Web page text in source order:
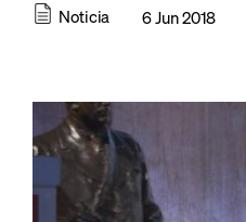
Noticia 6 Jun 2018